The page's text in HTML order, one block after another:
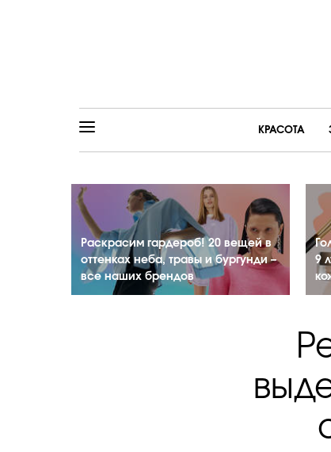
КРАСОТА
Раскрасим гардероб! 20 вещей в
оттенках неба, травы и бургунди –
все наших брендов
9